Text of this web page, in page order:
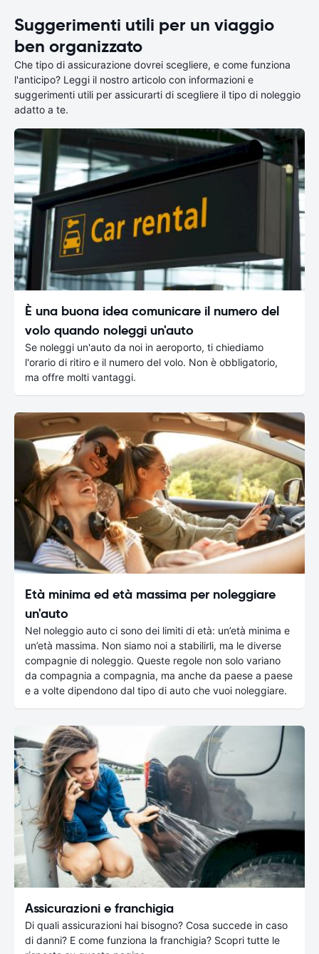
Suggerimenti utili per un viaggio
ben organizzato
Che tipo di assicurazione dovrei scegliere, e come funziona
l'anticipo? Leggi il nostro articolo con informazioni e
suggerimenti utili per assicurarti di scegliere il tipo di noleggio
adatto a te.
È una buona idea comunicare il numero del
volo quando noleggi un'auto
Se noleggi un'auto da noi in aeroporto, ti chiediamo
l'orario di ritiro e il numero del volo. Non è obbligatorio,
ma offre molti vantaggi.
Età minima ed età massima per noleggiare
un'auto
Nel noleggio auto ci sono dei limiti di età: un’età minima e
un’età massima. Non siamo noi a stabilirli, ma le diverse
compagnie di noleggio. Queste regole non solo variano
da compagnia a compagnia, ma anche da paese a paese
e a volte dipendono dal tipo di auto che vuoi noleggiare.
Assicurazioni e franchigia
Di quali assicurazioni hai bisogno? Cosa succede in caso
di danni? E come funziona la franchigia? Scopri tutte le